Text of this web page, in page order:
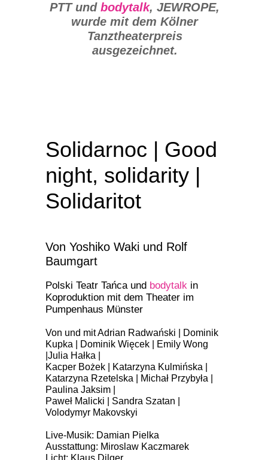
PTT und bodytalk, JEWROPE,
wurde mit dem Kölner
Tanztheaterpreis
ausgezeichnet.
Solidarnoc | Good
night, solidarity |
Solidaritot
Von Yoshiko Waki und Rolf
Baumgart
Polski Teatr Tańca und bodytalk in
Koproduktion mit dem Theater im
Pumpenhaus Münster
Von und mit Adrian Radwański | Dominik
Kupka | Dominik Więcek | Emily Wong
|Julia Hałka |
Kacper Bożek | Katarzyna Kulmińska |
Katarzyna Rzetelska | Michał Przybyła |
Paulina Jaksim |
Paweł Malicki | Sandra Szatan |
Volodymyr Makovskyi
Live-Musik: Damian Pielka
Ausstattung: Miroslaw Kaczmarek
Licht: Klaus Dilger